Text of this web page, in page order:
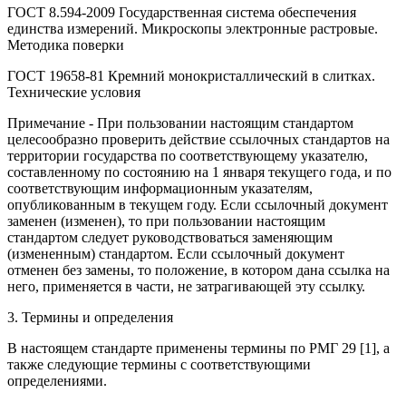
ГОСТ 8.594-2009 Государственная система обеспечения
единства измерений. Микроскопы электронные растровые.
Методика поверки
ГОСТ 19658-81 Кремний монокристаллический в слитках.
Технические условия
Примечание - При пользовании настоящим стандартом
целесообразно проверить действие ссылочных стандартов на
территории государства по соответствующему указателю,
составленному по состоянию на 1 января текущего года, и по
соответствующим информационным указателям,
опубликованным в текущем году. Если ссылочный документ
заменен (изменен), то при пользовании настоящим
стандартом следует руководствоваться заменяющим
(измененным) стандартом. Если ссылочный документ
отменен без замены, то положение, в котором дана ссылка на
него, применяется в части, не затрагивающей эту ссылку.
3. Термины и определения
В настоящем стандарте применены термины по РМГ 29 [1], а
также следующие термины с соответствующими
определениями.